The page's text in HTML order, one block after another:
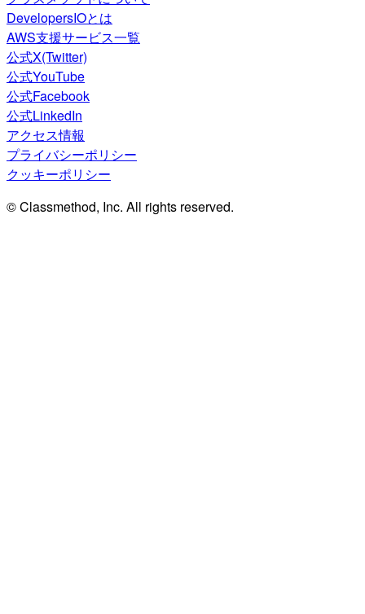
DevelopersIOとは
AWS支援サービス一覧
公式X(Twitter)
公式YouTube
公式Facebook
公式LinkedIn
アクセス情報
プライバシーポリシー
クッキーポリシー
© Classmethod, Inc. All rights reserved.